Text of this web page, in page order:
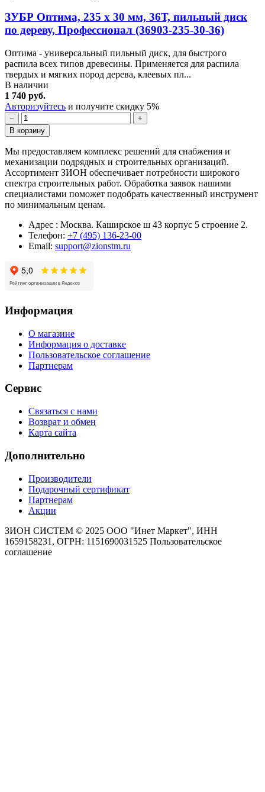
ЗУБР Оптима, 235 x 30 мм, 36Т, пильный диск
по дереву, Профессионал (36903-235-30-36)
Оптима - универсальный пильный диск, для быстрого
распила всех типов древесины. Применяется для распила
твердых и мягких пород дерева, клеевых пл...
В наличии
1 740 руб.
Авторизуйтесь и получите скидку 5%
−
+
В корзину
Мы предоставляем комплекс решений для снабжения и
механизации подрядных и строительных организаций.
Ассортимент ЗИОН обеспечивает потребности широкого
спектра строительных работ. Обработка заявок нашими
специалистами поможет подобрать качественный инструмент
по минимальным ценам.
Адрес : Москва. Каширское ш 43 корпус 5 строение 2.
Телефон: +7 (495) 136-23-00
Email: support@zionstm.ru
Информация
О магазине
Информация о доставке
Пользовательское соглашение
Партнерам
Сервис
Связаться с нами
Возврат и обмен
Карта сайта
Дополнительно
Производители
Подарочный сертификат
Партнерам
Акции
ЗИОН СИСТЕМ © 2025 ООО "Инет Маркет", ИНН
1659158231, ОГРН: 1151690031525 Пользовательское
соглашение